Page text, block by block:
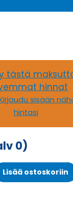
tästä
hinnat
sisään
hintasi
0)
Lisää ostoskoriin